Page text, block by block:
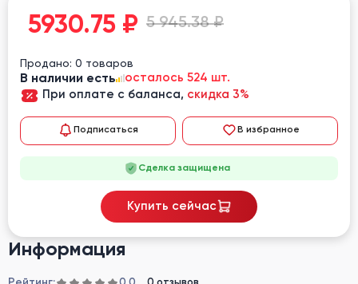
Информация
5930.75 ₽ 5 945.38 ₽
Продано: 0 товаров
В наличии есть
осталось 524 шт.
При оплате с баланса, скидка 3%
Подписаться В избранное
Сделка защищена
Купить сейчас